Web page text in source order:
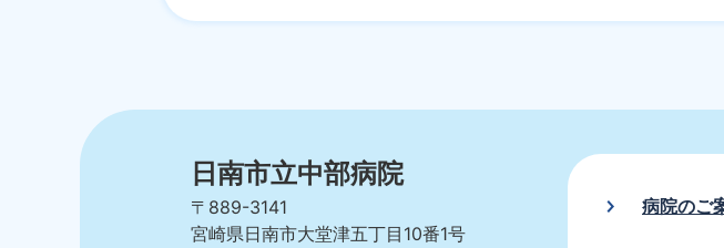
日南市立中部病院
〒889-3141
宮崎県日南市大堂津五丁目10番1号
病院のご